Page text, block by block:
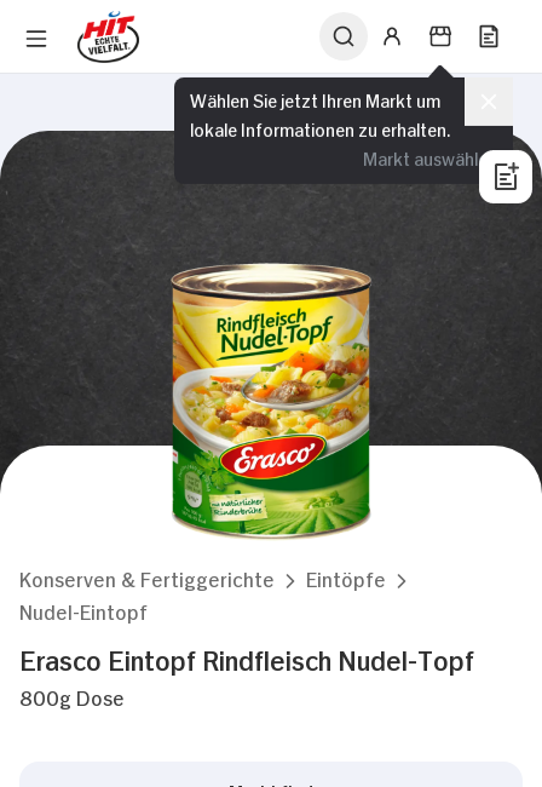
Wählen Sie jetzt Ihren Markt um
lokale Informationen zu erhalten.
Markt auswählen
Konserven & Fertiggerichte
Eintöpfe
Nudel-Eintopf
Erasco Eintopf Rindfleisch Nudel-Topf
800g Dose